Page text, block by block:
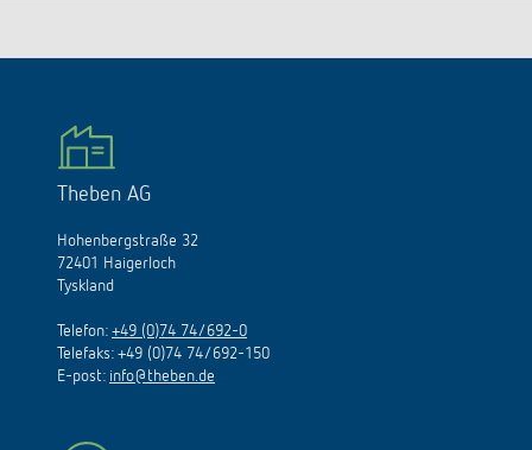
Theben AG
Hohenbergstraße 32
72401 Haigerloch
Tyskland
Telefon: +49 (0)74 74/692-0
Telefaks: +49 (0)74 74/692-150
E-post: info@theben.de